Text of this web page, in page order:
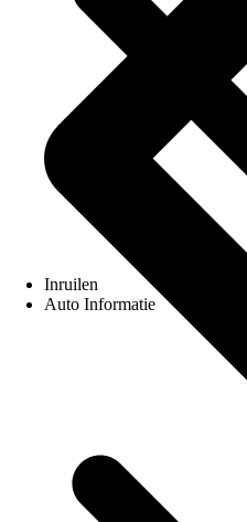
Inruilen
Auto Informatie